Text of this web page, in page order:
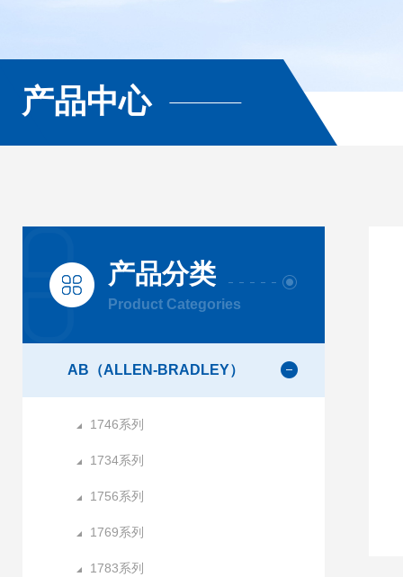
产品中心
产品分类
Product Categories
AB（ALLEN-BRADLEY）
1746系列
1734系列
1756系列
1769系列
1783系列